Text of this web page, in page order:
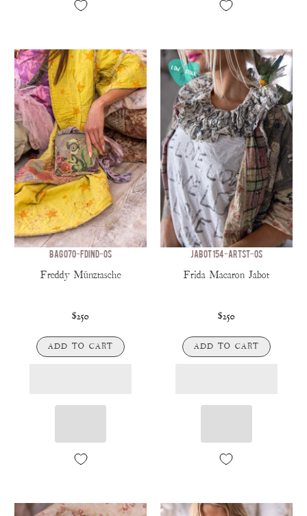
BAG 070-FDIND-OS
Freddy Münztasche
$250
ADD TO CART
JABOT 154-ARTST-OS
Frida Macaron Jabot
$250
ADD TO CART